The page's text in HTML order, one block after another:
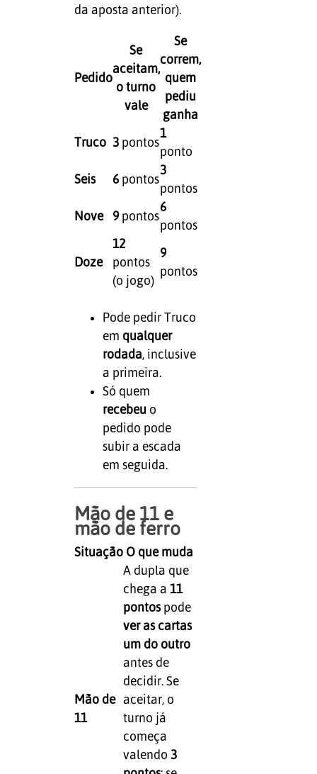
da aposta anterior).
Pedido
Se
aceitam,
o turno
vale
Se
correm,
quem
pediu
ganha
Truco 3pontos
1
ponto
Seis
6pontos
3
pontos
Nove
9pontos
6
pontos
Doze
12
pontos
(o jogo)
9
pontos
Pode pedir Truco
em qualquer
rodada, inclusive
a primeira.
Só quem
recebeuo
pedido pode
subir a escada
em seguida.
Mão de 11 e
mão de ferro
Situação O que muda
Mão de
11
A dupla que
chega a 11
pontospode
ver as cartas
um do outro
antes de
decidir. Se
aceitar, o
turno já
começa
valendo 3